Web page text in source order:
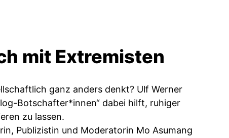
mit Extremisten
ganz anders denkt? Ulf Werner
Botschafter*innen“ dabei hilft, ruhiger
zu lassen.
Publizistin und Moderatorin Mo Asumang